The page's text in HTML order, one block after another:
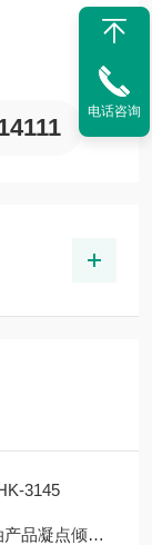
3145
测定器技术解析
电话咨询